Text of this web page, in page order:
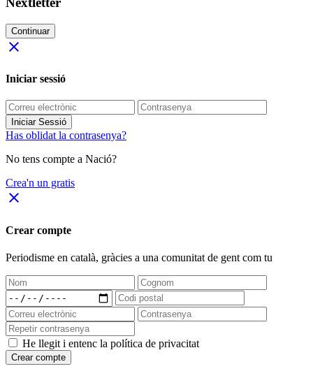
Continuar
close
Iniciar sessió
Iniciar Sessió
Has oblidat la contrasenya?
No tens compte a Nació?
Crea'n un gratis
close
Crear compte
Periodisme en català, gràcies a una comunitat de gent com tu
He llegit i entenc la política de privacitat
Crear compte